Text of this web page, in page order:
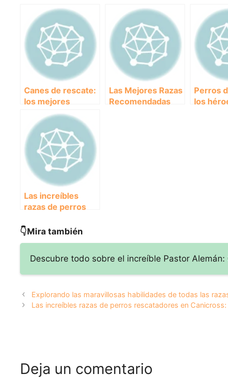
Canes de rescate:
los mejores
compañeros para
practicar
Canicross
Las Mejores Razas
Recomendadas
Perros
los
Las increíbles
razas de perros
Canicross:
patas!
👇Mira también
Descubre todo sobre el increíble Pastor
Explorando las maravillosas habilidades de todas las
Las increíbles razas de perros rescatadores en
Deja un comentario